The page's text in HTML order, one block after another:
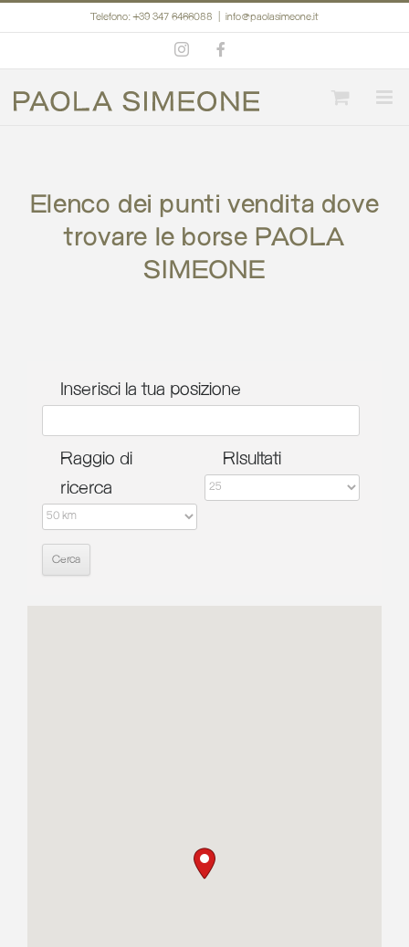
al
Telefono: +39 347 6466088 info@paolasimeone.it
Instagram
Elenco dei punti vendita dove
trovare le borse PAOLA
SIMEONE
Inserisci la tua posizione
Raggio di
ricerca
RIsultati